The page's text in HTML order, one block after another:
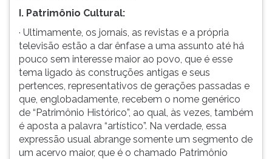
I. Patrimônio Cultural:
· Ultimamente, os jornais, as revistas e a própria
televisão estão a dar ênfase a uma assunto até há
pouco sem interesse maior ao povo, que é esse
tema ligado às construções antigas e seus
pertences, representativos de gerações passadas e
que, englobadamente, recebem o nome genérico
de “Patrimônio Histórico”, ao qual, às vezes, também
é aposta a palavra “artístico”. Na verdade, essa
expressão usual abrange somente um segmento de
um acervo maior, que é o chamado Patrimônio